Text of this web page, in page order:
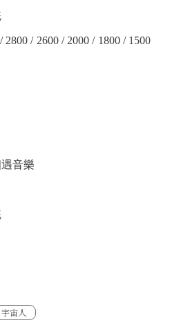
/ 2600 / 2000 / 1800 / 1500
音樂
宇宙人